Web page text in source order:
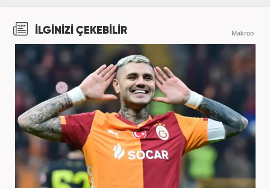
İLGİNİZİ ÇEKEBİLİR Makroo